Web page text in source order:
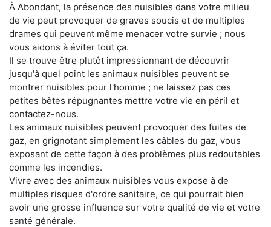
À Abondant, la présence des nuisibles dans votre milieu
de vie peut provoquer de graves soucis et de multiples
drames qui peuvent même menacer votre survie ; nous
vous aidons à éviter tout ça.
Il se trouve être plutôt impressionnant de découvrir
jusqu'à quel point les animaux nuisibles peuvent se
montrer nuisibles pour l'homme ; ne laissez pas ces
petites bêtes répugnantes mettre votre vie en péril et
contactez-nous.
Les animaux nuisibles peuvent provoquer des fuites de
gaz, en grignotant simplement les câbles du gaz, vous
exposant de cette façon à des problèmes plus redoutables
comme les incendies.
Vivre avec des animaux nuisibles vous expose à de
multiples risques d'ordre sanitaire, ce qui pourrait bien
avoir une grosse influence sur votre qualité de vie et votre
santé générale.